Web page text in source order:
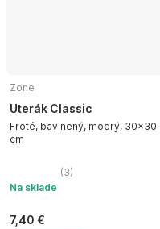
Zone
Uterák Classic
Froté, bavlnený, modrý, 30x30
cm
(3)
Na sklade
7,40 €